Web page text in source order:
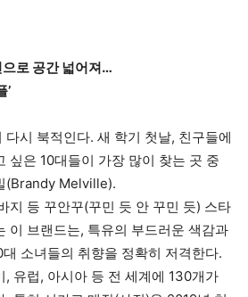
로 공간 넓어져…
’
시 북적인다. 새 학기 첫날, 친구들에
싶은 10대들이 가장 많이 찾는 곳 중
(Brandy Melville).
지 등 꾸안꾸(꾸민 듯 안 꾸민 듯) 스타
이 브랜드는, 특유의 부드러운 색감과
소녀들의 취향을 정확히 저격한다.
, 유럽, 아시아 등 전 세계에 130개가